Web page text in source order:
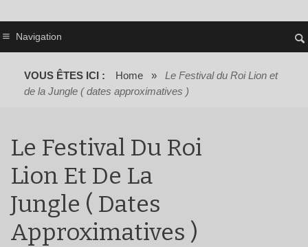
Navigation
VOUS ÊTES ICI : Home »
Le Festival du Roi Lion et
de la Jungle ( dates approximatives )
Le Festival Du Roi
Lion Et De La
Jungle ( Dates
Approximatives )